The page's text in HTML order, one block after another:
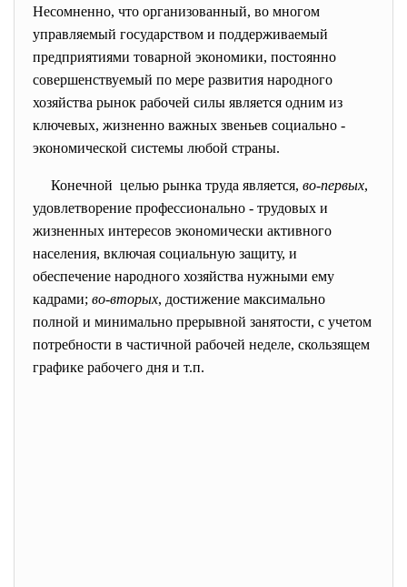
Несомненно, что организованный, во многом
управляемый государством и поддерживаемый
предприятиями товарной экономики, постоянно
совершенствуемый по мере развития народного
хозяйства рынок рабочей силы является одним из
ключевых, жизненно важных звеньев социально -
экономической системы любой страны.
Конечной целью рынка труда является, во-первых,
удовлетворение профессионально - трудовых и
жизненных интересов экономически активного
населения, включая социальную защиту, и
обеспечение народного хозяйства нужными ему
кадрами; во-вторых, достижение максимально
полной и минимально прерывной занятости, с учетом
потребности в частичной рабочей неделе, скользящем
графике рабочего дня и т.п.